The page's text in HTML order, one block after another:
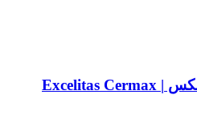
لامپ زنون 300 وات سرمکس Excelitas Cermax |